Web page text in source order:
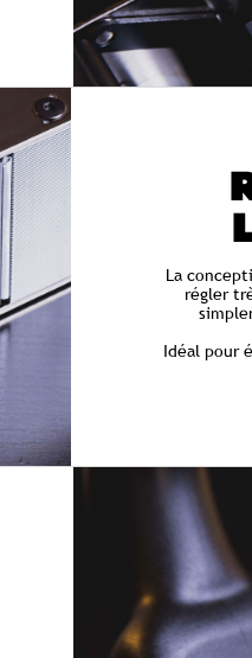
La
régler
Idéal pour